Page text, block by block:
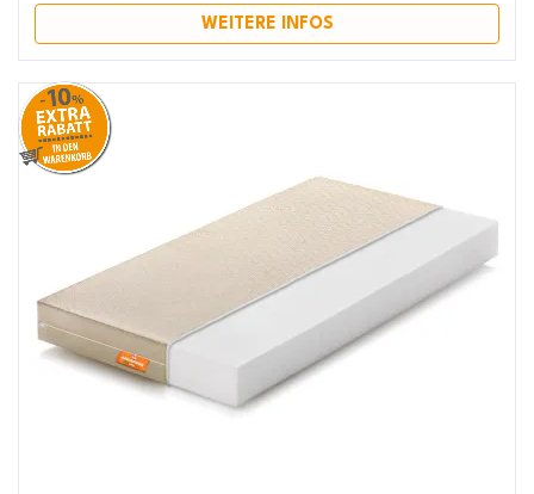
WEITERE INFOS